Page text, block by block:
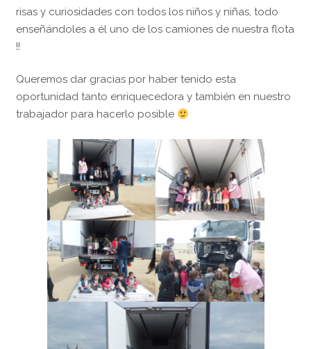
Español
risas y curiosidades con todos los niños y niñas, todo
enseñándoles a él uno de los camiones de nuestra flota
!!
Queremos dar gracias por haber tenido esta
oportunidad tanto enriquecedora y también en nuestro
trabajador para hacerlo posible